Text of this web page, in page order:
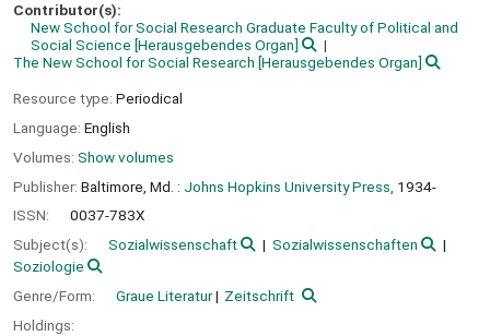
Contributor(s):
New School for Social Research Graduate Faculty of Political and
Social Science [Herausgebendes Organ]
The New School for Social Research [Herausgebendes Organ]
Resource type: Periodical
Language: English
Volumes: Show volumes
Publisher: Baltimore, Md. : Johns Hopkins University Press, 1934-
ISSN:
0037-783X
Subject(s):
Sozialwissenschaft
Sozialwissenschaften
Soziologie
Genre/Form:
Graue Literatur
Zeitschrift
Holdings: